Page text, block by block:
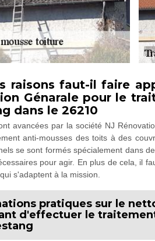
raisons faut-il faire
Génarale pour le
dans le 26210
avancées par la société NJ
anti-mousses des toits à des
se sont formés spécialement dans
pour agir. En plus de cela, il
s'adaptent à la mission.
pratiques sur le
d'effectuer le